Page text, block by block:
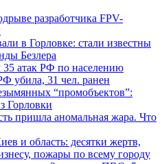
разработчика FPV-
в Горловке: стали известны
Безлера
атак РФ по населению
убила, 31 чел. ранен
“промобъектов”:
Горловки
пришла аномальная жара. Что
и область: десятки жертв,
пожары по всему городу